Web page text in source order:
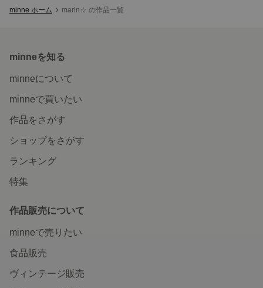
minne ホーム marin☆ の作品一覧
minneを知る
minneについて
minneで買いたい
作品をさがす
ショップをさがす
ランキング
特集
作品販売について
minneで売りたい
食品販売
ヴィンテージ販売